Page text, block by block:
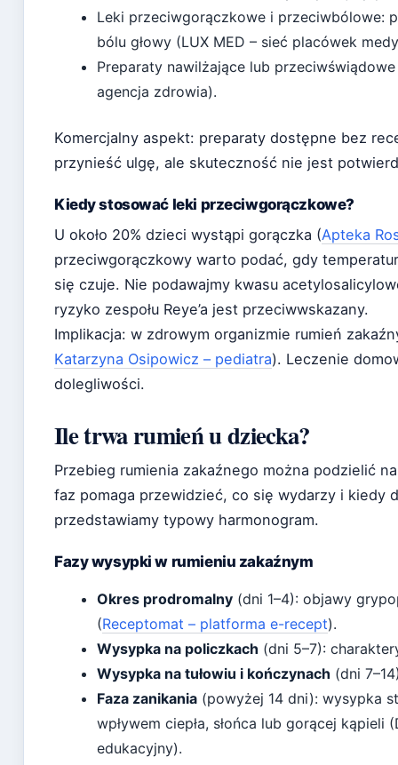
Leki przeciwgorączkowe i przeciwbólowe:
bólu głowy (LUX MED – sieć placówek
Preparaty nawilżające lub
agencja zdrowia).
Komercjalny aspekt: preparaty dostępne bez
przynieść ulgę, ale skuteczność nie jest
Kiedy stosować leki przeciwgorączkowe?
U około 20% dzieci wystąpi gorączka (Apteka
przeciwgorączkowy warto podać, gdy
się czuje. Nie podawajmy kwasu
ryzyko zespołu Reye’a jest przeciwwskazany.
Implikacja: w zdrowym organizmie rumień
Katarzyna Osipowicz – pediatra). Leczenie
dolegliwości.
Ile trwa rumień u dziecka?
Przebieg rumienia zakaźnego można podzielić
faz pomaga przewidzieć, co się wydarzy i kiedy
przedstawiamy typowy harmonogram.
Fazy wysypki w rumieniu zakaźnym
Okres prodromalny (dni 1–4): objawy
(Receptomat – platforma e-recept).
Wysypka na policzkach (dni 5–7):
Wysypka na tułowiu i kończynach (dni
Faza zanikania (powyżej 14 dni): wysypka
wpływem ciepła, słońca lub gorącej
edukacyjny).